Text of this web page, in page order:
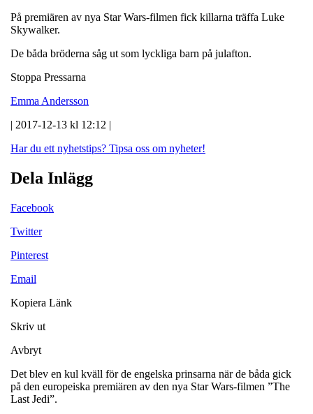
På premiären av nya Star Wars-filmen fick killarna träffa Luke
Skywalker.
De båda bröderna såg ut som lyckliga barn på julafton.
Stoppa Pressarna
Emma Andersson
| 2017-12-13 kl 12:12 |
Har du ett nyhetstips? Tipsa oss om nyheter!
Dela Inlägg
Facebook
Twitter
Pinterest
Email
Kopiera Länk
Skriv ut
Avbryt
Det blev en kul kväll för de engelska prinsarna när de båda gick
på den europeiska premiären av den nya Star Wars-filmen ”The
Last Jedi”.